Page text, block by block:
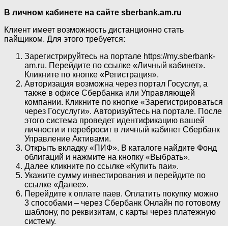
В личном кабинете на сайте sberbank.am.ru
Клиент имеет возможность дистанционно стать
пайщиком. Для этого требуется:
Зарегистрируйтесь на портале https://my.sberbank-
am.ru. Перейдите по ссылке «Личный кабинет».
Кликните по кнопке «Регистрация».
Авторизация возможна через портал Госуслуг, а
также в офисе Сбербанка или Управляющей
компании. Кликните по кнопке «Зарегистрироваться
через Госуслуги». Авторизуйтесь на портале. После
этого система проведет идентификацию вашей
личности и перебросит в личный кабинет Сбербанк
Управление Активами.
Открыть вкладку «ПИФ». В каталоге найдите Фонд
облигаций и нажмите на кнопку «Выбрать».
Далее кликните по ссылке «Купить паи».
Укажите сумму инвестирования и перейдите по
ссылке «Далее».
Перейдите к оплате паев. Оплатить покупку можно
3 способами – через Сбербанк Онлайн по готовому
шаблону, по реквизитам, с карты через платежную
систему.